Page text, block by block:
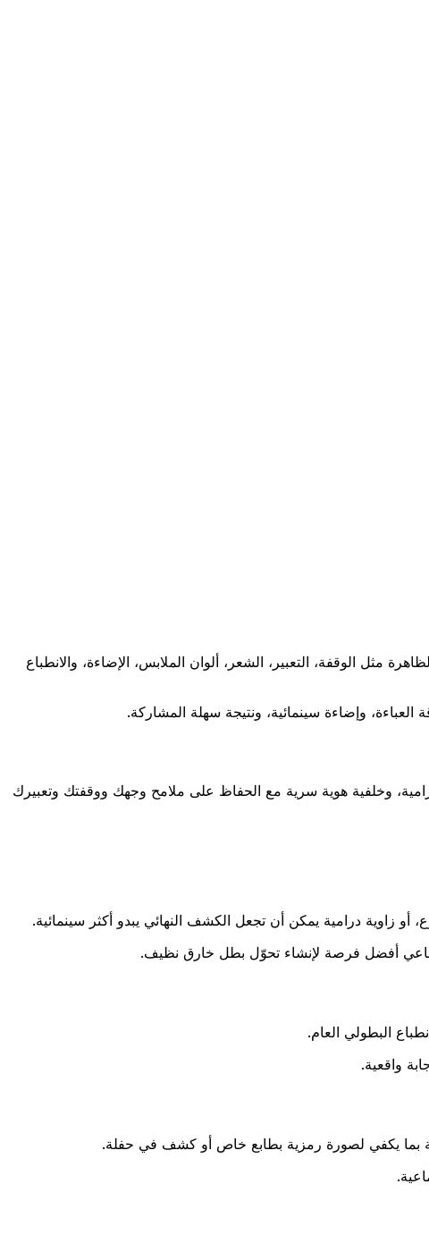
مثل الوقفة، التعبير، الشعر، ألوان الملابس، الإضاءة، والانطباع
وإضاءة سينمائية، ونتيجة سهلة المشاركة.
وخلفية هوية سرية مع الحفاظ على ملامح وجهك ووقفتك وتعبيرك
زاوية درامية يمكن أن تجعل الكشف النهائي يبدو أكثر سينمائية.
أفضل فرصة لإنشاء تحوّل بطل خارق نظيف.
البطولي العام.
واقعية.
بما يكفي لصورة رمزية بطابع خاص أو كشف في حفلة.